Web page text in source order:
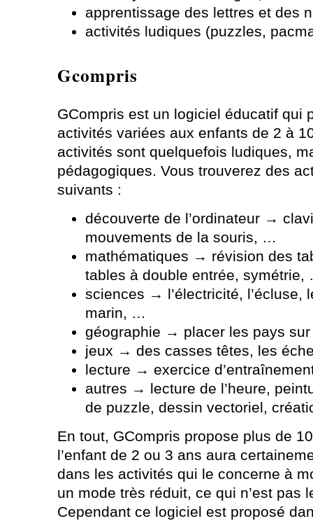
apprentissage des lettres et des
activités ludiques (puzzles,
Gcompris
GCompris est un logiciel éducatif qui
activités variées aux enfants de 2 à
activités sont quelquefois ludiques,
pédagogiques. Vous trouverez des
suivants :
découverte de l’ordinateur →
mouvements de la souris, …
mathématiques → révision des
tables à double entrée,
sciences → l’électricité, l’écluse,
marin, …
géographie → placer les pays sur
jeux → des casses têtes, les
lecture → exercice
autres → lecture de l’heure,
de puzzle, dessin vectoriel,
En tout, GCompris propose plus de
l’enfant de 2 ou 3 ans aura
dans les activités qui le concerne à
un mode très réduit, ce qui n’est pas
Cependant ce logiciel est proposé